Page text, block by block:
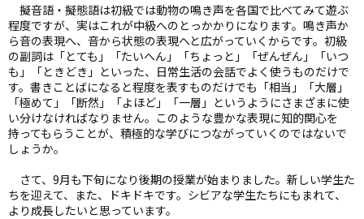
擬音語・擬態語は初級では動物の鳴き声を各国で比べてみて遊ぶ
程度ですが、実はこれが中級へのとっかかりになります。鳴き声か
ら音の表現へ、音から状態の表現へと広がっていくからです。初級
の副詞は「とても」「たいへん」「ちょっと」「ぜんぜん」「いつ
も」「ときどき」といった、日常生活の会話でよく使うものだけで
す。書きことばになると程度を表すものだけでも「相当」「大層」
「極めて」「断然」「よほど」「一層」というようにさまざまに使
い分けなければなりません。このような豊かな表現に知的関心を
持ってもらうことが、積極的な学びにつながっていくのではないで
しょうか。
さて、9月も下旬になり後期の授業が始まりました。新しい学生た
ちを迎えて、また、ドキドキです。シビアな学生たちにもまれて、
より成長したいと思っています。